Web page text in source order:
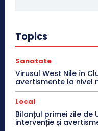
Topics
Sanatate
Virusul West Nile în
avertismente la nivel
Local
Bilanțul primei zile de
intervenție și